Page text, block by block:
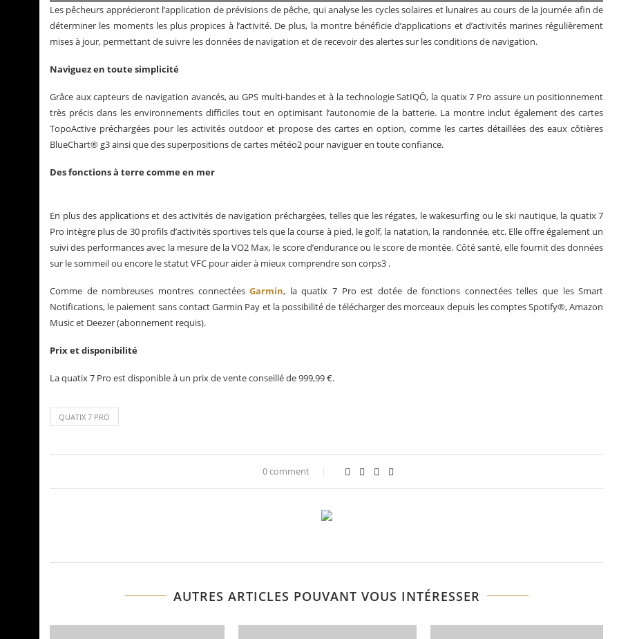
Les pêcheurs apprécieront l’application de prévisions de pêche, qui analyse les cycles solaires et lunaires au cours de la journée afin de
déterminer les moments les plus propices à l’activité. De plus, la montre bénéficie d’applications et d’activités marines régulièrement
mises à jour, permettant de suivre les données de navigation et de recevoir des alertes sur les conditions de navigation.
Naviguez en toute simplicité
Grâce aux capteurs de navigation avancés, au GPS multi-bandes et à la technologie SatIQÔ, la quatix 7 Pro assure un positionnement
très précis dans les environnements difficiles tout en optimisant l’autonomie de la batterie. La montre inclut également des cartes
TopoActive préchargées pour les activités outdoor et propose des cartes en option, comme les cartes détaillées des eaux côtières
BlueChart® g3 ainsi que des superpositions de cartes météo2 pour naviguer en toute confiance.
Des fonctions à terre comme en mer
En plus des applications et des activités de navigation préchargées, telles que les régates, le wakesurfing ou le ski nautique, la quatix 7
Pro intègre plus de 30 profils d’activités sportives tels que la course à pied, le golf, la natation, la randonnée, etc. Elle offre également un
suivi des performances avec la mesure de la VO2 Max, le score d’endurance ou le score de montée. Côté santé, elle fournit des données
sur le sommeil ou encore le statut VFC pour aider à mieux comprendre son corps3 .
Comme de nombreuses montres connectéesGarmin, la quatix 7 Pro est dotée de fonctions connectées telles que les Smart
Notifications, le paiement sans contact Garmin Pay et la possibilité de télécharger des morceaux depuis les comptes Spotify®, Amazon
Music et Deezer (abonnement requis).
Prix et disponibilité
La quatix 7 Pro est disponible à un prix de vente conseillé de 999,99 €.
QUATIX 7 PRO
0 comment
AUTRES ARTICLES POUVANT VOUS INTÉRESSER